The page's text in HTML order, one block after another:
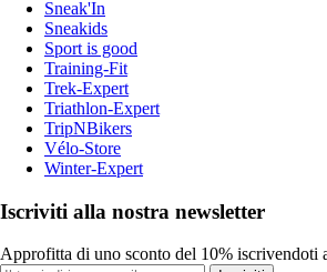
Sneak'In
Sneakids
Sport is good
Training-Fit
Trek-Expert
Triathlon-Expert
TripNBikers
Vélo-Store
Winter-Expert
Iscriviti alla nostra newsletter
Approfitta di uno sconto del 10% iscrivendoti